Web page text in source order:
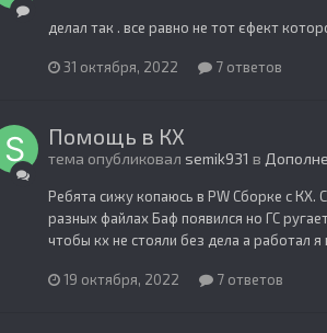
делал так . все равно не тот єфект
31 октября, 2022 7 ответов
Помощь в КХ
тема опубликовал semik931 в
Ребята сижу копаюсь в PW Сборке с КХ.
разных файлах Баф появился но ГС
чтобы кх не стояли без дела а работал
19 октября, 2022 7 ответов